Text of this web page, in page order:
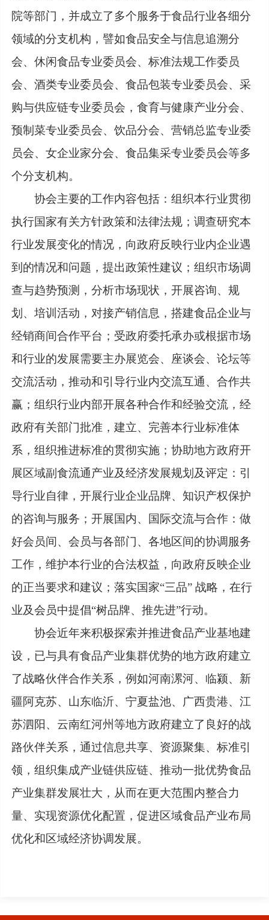
院等部门，并成立了多个服务于食品行业各细分
领域的分支机构，譬如食品安全与信息追溯分
会、休闲食品专业委员会、标准法规工作委员
会、酒类专业委员会、食品包装专业委员会、采
购与供应链专业委员会，食育与健康产业分会、
预制菜专业委员会、饮品分会、营销总监专业委
员会、女企业家分会、食品集采专业委员会等多
个分支机构。
协会主要的工作内容包括：组织本行业贯彻
执行国家有关方针政策和法律法规；调查研究本
行业发展变化的情况，向政府反映行业内企业遇
到的情况和问题，提出政策性建议；组织市场调
查与趋势预测，分析市场现状，开展咨询、规
划、培训活动，对接产销信息，搭建食品企业与
经销商间合作平台；受政府委托承办或根据市场
和行业的发展需要主办展览会、座谈会、论坛等
交流活动，推动和引导行业内交流互通、合作共
赢；组织行业内部开展各种合作和经验交流，经
政府有关部门批准，建立、完善本行业标准体
系，组织推进标准的贯彻实施；协助地方政府开
展区域副食流通产业及经济发展规划及评定：引
导行业自律，开展行业企业品牌、知识产权保护
的咨询与服务；开展国内、国际交流与合作：做
好会员间、会员与各部门、各地区间的协调服务
工作，维护本行业的合法权益，向政府反映企业
的正当要求和建议；落实国家“三品” 战略，在行
业及会员中提倡“树品牌、推先进”行动。
协会近年来积极探索并推进食品产业基地建
设，已与具有食品产业集群优势的地方政府建立
了战略伙伴合作关系，例如河南漯河、临颍、新
疆阿克苏、山东临沂、宁夏盐池、广西贵港、江
苏泗阳、云南红河州等地方政府建立了良好的战
路伙伴关系，通过信息共享、资源聚集、标准引
领，组织集成产业链供应链、推动一批优势食品
产业集群发展壮大，从而在更大范围内整合力
量、实现资源优化配置，促进区域食品产业布局
优化和区域经济协调发展。